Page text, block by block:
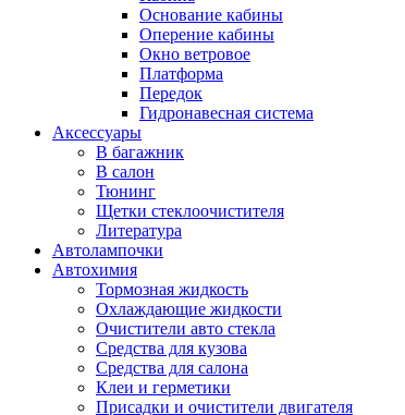
Основание кабины
Оперение кабины
Окно ветровое
Платформа
Передок
Гидронавесная система
Аксессуары
В багажник
В салон
Тюнинг
Щетки стеклоочистителя
Литература
Автолампочки
Автохимия
Тормозная жидкость
Охлаждающие жидкости
Очистители авто стекла
Средства для кузова
Средства для салона
Клеи и герметики
Присадки и очистители двигателя